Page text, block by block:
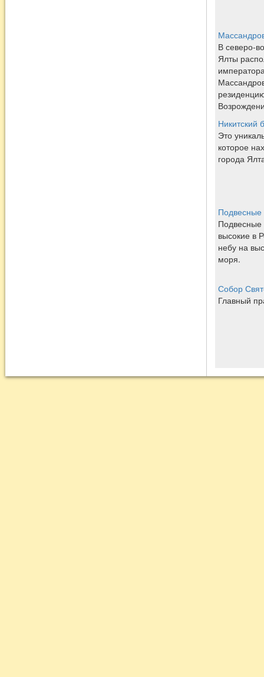
В северо-
Ялты
Никитский
Это
которое
города
высокие в
небу на
моря.
Собор
Главный